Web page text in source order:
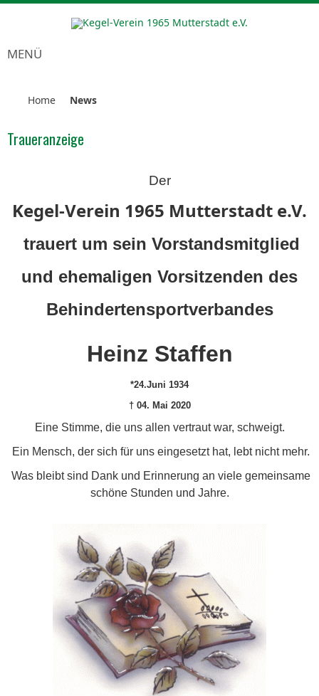
MENÜ
Home News
Traueranzeige
Der
Kegel-Verein 1965 Mutterstadt e.V.
trauert um sein Vorstandsmitglied
und ehemaligen Vorsitzenden des
Behindertensportverbandes
Heinz Staffen
*24.Juni 1934
† 04. Mai 2020
Eine Stimme, die uns allen vertraut war, schweigt.
Ein Mensch, der sich für uns eingesetzt hat, lebt nicht mehr.
Was bleibt sind Dank und Erinnerung an viele gemeinsame
schöne Stunden und Jahre.